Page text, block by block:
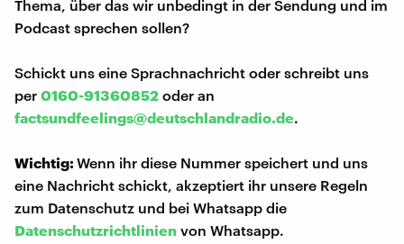
Thema, über das wir unbedingt in der Sendung und im
Podcast sprechen sollen?
Schickt uns eine Sprachnachricht oder schreibt uns
per 0160-91360852 oder an
factsundfeelings@deutschlandradio.de.
Wichtig:Wenn ihr diese Nummer speichert und uns
eine Nachricht schickt, akzeptiert ihr unsere Regeln
zum Datenschutz und bei Whatsapp die
Datenschutzrichtlinien von Whatsapp.